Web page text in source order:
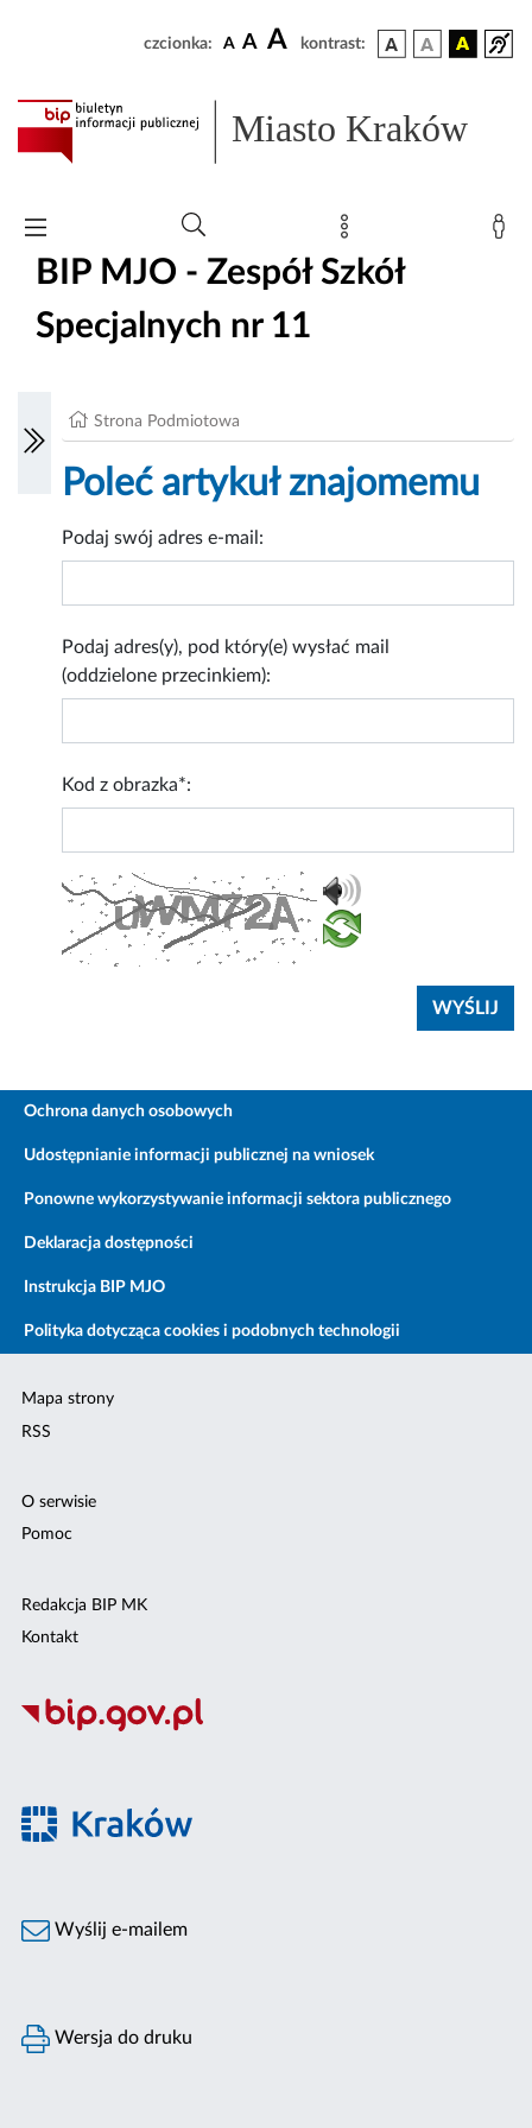
czcionka: A A A kontrast:
Miasto Kraków
BIP MJO - Zespół Szkół
Specjalnych nr 11
Strona Podmiotowa
Poleć artykuł znajomemu
Podaj swój adres e-mail:
Podaj adres(y), pod który(e) wysłać mail
(oddzielone przecinkiem):
Kod z obrazka*:
Ochrona danych osobowych
Udostępnianie informacji publicznej na wniosek
Ponowne wykorzystywanie informacji sektora publicznego
Deklaracja dostępności
Instrukcja BIP MJO
Polityka dotycząca cookies i podobnych technologii
Mapa strony
RSS
O serwisie
Pomoc
Redakcja BIP MK
Kontakt
Wyślij e-mailem
Wersja do druku